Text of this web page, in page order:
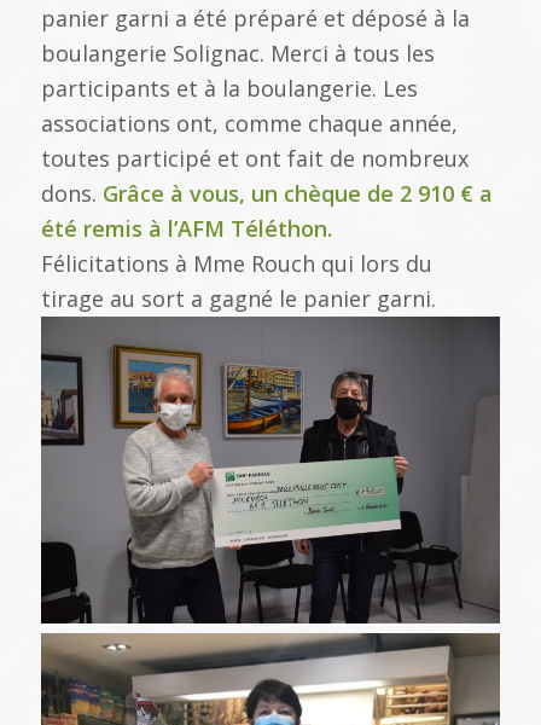
panier garni a été préparé et déposé à la
boulangerie Solignac. Merci à tous les
participants et à la boulangerie. Les
associations ont, comme chaque année,
toutes participé et ont fait de nombreux
dons. Grâce à vous, un chèque de 2 910 € a
été remis à l’AFM Téléthon.
Félicitations à Mme Rouch qui lors du
tirage au sort a gagné le panier garni.